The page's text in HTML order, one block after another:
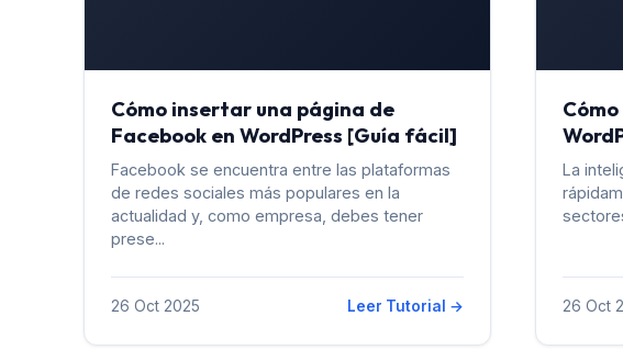
Cómo insertar una página de
Facebook en WordPress [Guía fácil]
Facebook se encuentra entre las plataformas
de redes sociales más populares en la
actualidad y, como empresa, debes tener
prese...
26 Oct 2025 Leer Tutorial →
La
26 Oct